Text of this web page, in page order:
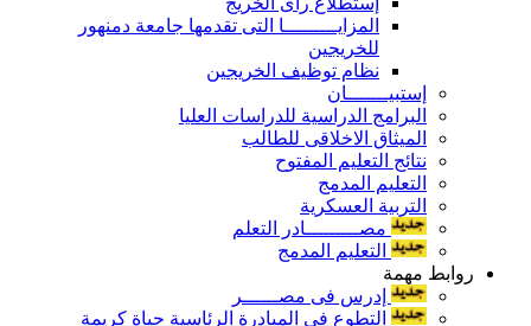
المزايـــــــــا التى تقدمها جامعة دمنهور
للخريجين
نظام توظيف الخريجين
إستبيـــــــان
البرامج الدراسية للدراسات العليا
الميثاق الاخلاقى للطالب
نتائج التعليم المفتوح
التعليم المدمج
التربية العسكرية
مصـــــــــادر التعلم
التعليم المدمج
روابط مهمة
إدرس فى مصــــــر
التطوع فى المبادرة الرئاسية حياة كريمة